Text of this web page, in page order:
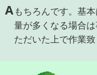
Aもちろんです。基
量が多くなる場合
ただいた上で作業致